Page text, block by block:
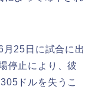
月25日に試合に出
停止により、彼
ドルを失うこ